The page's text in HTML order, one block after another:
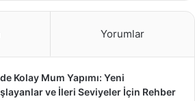
Yorumlar
Kolay Mum Yapımı: Yeni
ve İleri Seviyeler İçin Rehber